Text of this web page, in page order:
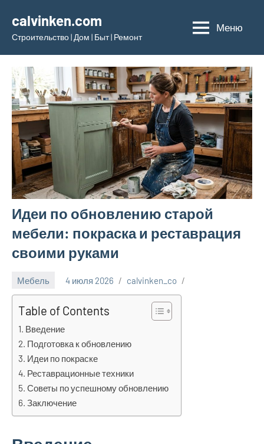
содержимому
calvinken.com
Строительство | Дом | Быт | Ремонт
Меню
Идеи по обновлению старой
мебели: покраска и реставрация
своими руками
Мебель 4 июля 2026 calvinken_co
Table of Contents
Введение
Подготовка к обновлению
Идеи по покраске
Реставрационные техники
Советы по успешному обновлению
Заключение